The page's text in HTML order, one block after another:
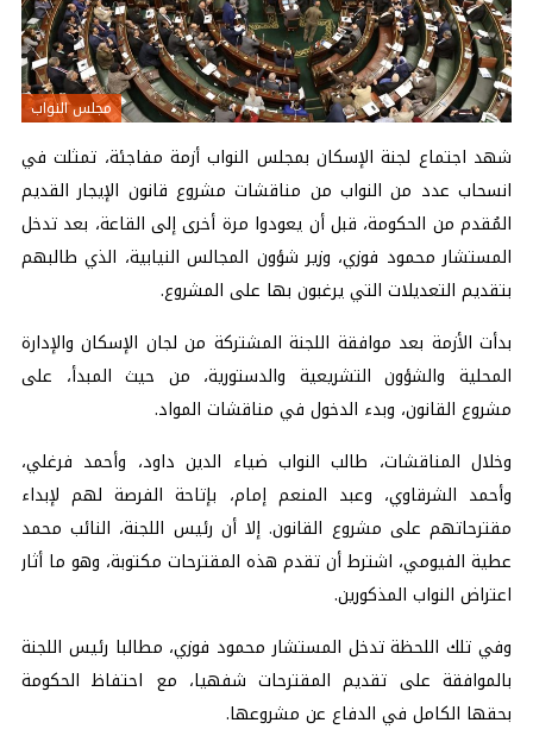
مجلس النواب
شهد اجتماع لجنة الإسكان بمجلس النواب أزمة مفاجئة، تمثلت في
انسحاب عدد من النواب من مناقشات مشروع قانون الإيجار القديم
المُقدم من الحكومة، قبل أن يعودوا مرة أخرى إلى القاعة، بعد تدخل
المستشار محمود فوزي، وزير شؤون المجالس النيابية، الذي طالبهم
بتقديم التعديلات التي يرغبون بها على المشروع.
بدأت الأزمة بعد موافقة اللجنة المشتركة من لجان الإسكان والإدارة
المحلية والشؤون التشريعية والدستورية، من حيث المبدأ، على
مشروع القانون، وبدء الدخول في مناقشات المواد.
وخلال المناقشات، طالب النواب ضياء الدين داود، وأحمد فرغلي،
وأحمد الشرقاوي، وعبد المنعم إمام، بإتاحة الفرصة لهم لإبداء
مقترحاتهم على مشروع القانون. إلا أن رئيس اللجنة، النائب محمد
عطية الفيومي، اشترط أن تقدم هذه المقترحات مكتوبة، وهو ما أثار
اعتراض النواب المذكورين.
وفي تلك اللحظة تدخل المستشار محمود فوزي، مطالبا رئيس اللجنة
بالموافقة على تقديم المقترحات شفهيا، مع احتفاظ الحكومة
بحقها الكامل في الدفاع عن مشروعها.